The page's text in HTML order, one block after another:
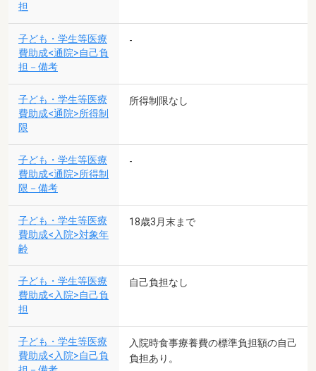
担
子ども・学生等医療
費助成<通院>自己負
担－備考
-
子ども・学生等医療
費助成<通院>所得制
限
所得制限なし
子ども・学生等医療
費助成<通院>所得制
限－備考
-
子ども・学生等医療
費助成<入院>対象年
齢
18歳3月末まで
子ども・学生等医療
費助成<入院>自己負
担
自己負担なし
子ども・学生等医療
費助成<入院>自己負
入院時食事療養費の標準負担額の自己
負担あり。